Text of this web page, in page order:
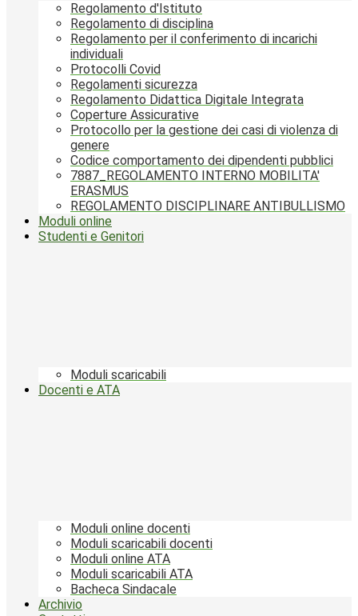
Regolamento d'Istituto
Regolamento di disciplina
Regolamento per il conferimento di incarichi
individuali
Protocolli Covid
Regolamenti sicurezza
Regolamento Didattica Digitale Integrata
Coperture Assicurative
Protocollo per la gestione dei casi di violenza di
genere
Codice comportamento dei dipendenti pubblici
7887_REGOLAMENTO INTERNO MOBILITA'
ERASMUS
REGOLAMENTO DISCIPLINARE ANTIBULLISMO
Moduli online
Studenti e Genitori
Moduli scaricabili
Docenti e ATA
Moduli online docenti
Moduli scaricabili docenti
Moduli online ATA
Moduli scaricabili ATA
Bacheca Sindacale
Archivio